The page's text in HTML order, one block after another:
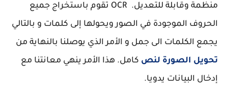
منظمة وقابلة للتعديل. OCR تقوم باستخراج جميع
الحروف الموجودة في الصور ويحولها إلى كلمات و بالتالي
يجمع الكلمات الى جمل و الأمر الذي يوصلنا بالنهاية من
تحويل الصورة لنص كامل. هذا الأمر ينهي معانتنا مع
إدخال البيانات يدويا.